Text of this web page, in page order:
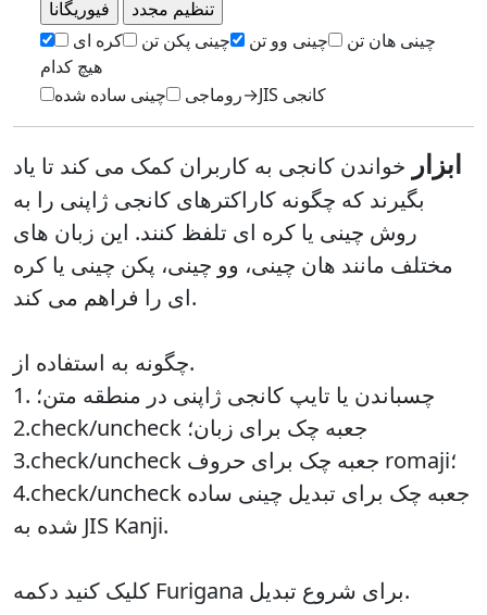
چینی هان تن چینی وو تن چینی پکن تن
کره ای
هیچ کدام
روماجی
چینی ساده شده→JIS کانجی
ابزار خواندن کانجی به کاربران کمک می کند تا یاد
بگیرند که چگونه کاراکترهای کانجی ژاپنی را به
روش چینی یا کره ای تلفظ کنند. این زبان های
مختلف مانند هان چینی، وو چینی، پکن چینی یا کره
ای را فراهم می کند.
چگونهبه استفاده از.
1. چسباندن یا تایپ کانجی ژاپنی در منطقه متن؛
2.check/uncheck جعبه چک برای زبان؛
3.check/uncheck
جعبه چک برای حروف romaji؛
4.check/uncheck جعبه چک برای تبدیل چینی ساده
شده به JIS Kanji.
کلیک کنید دکمه Furigana برای شروع تبدیل.